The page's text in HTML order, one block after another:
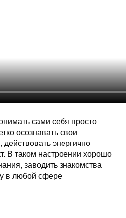
сами себя просто
осознавать свои
энергично
В таком настроении хорошо
заводить знакомства
в любой сфере.